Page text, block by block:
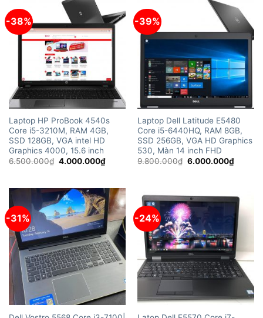
-38%
Laptop HP ProBook 4540s
Core i5-3210M, RAM 4GB,
SSD 128GB, VGA intel HD
Graphics 4000, 15.6 inch
6.500.000₫ Giá
4.000.000₫Giá
hiện
4.000.000₫.
-39%
Laptop Dell Latitude E5480
Core i5-6440HQ, RAM 8GB,
SSD 256GB, VGA HD Graphics
530, Màn 14 inch FHD
9.800.000₫ Giá
6.000.000₫Giá
hiện
-31% -24%